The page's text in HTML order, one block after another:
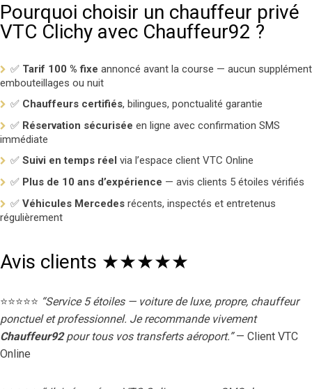
Pourquoi choisir un chauffeur privé
VTC Clichy avec Chauffeur92 ?
✅ Tarif 100 % fixe annoncé avant la course — aucun supplément
embouteillages ou nuit
✅ Chauffeurs certifiés, bilingues, ponctualité garantie
✅ Réservation sécurisée en ligne avec confirmation SMS
immédiate
✅ Suivi en temps réel via l’espace client VTC Online
✅ Plus de 10 ans d’expérience — avis clients 5 étoiles vérifiés
✅ Véhicules Mercedes récents, inspectés et entretenus
régulièrement
Avis clients ★★★★★
⭐⭐⭐⭐⭐ “Service 5 étoiles — voiture de luxe, propre, chauffeur
ponctuel et professionnel. Je recommande vivement
Chauffeur92pour tous vos transferts aéroport.”— Client VTC
Online